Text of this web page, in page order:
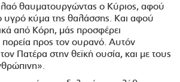
θαυματουργώντας ο Κύριος, αφού
υγρό κύμα της θαλάσσης. Και αφού
από Κόρη, μάς προσφέρει
προς τον ουρανό. Αυτόν
Πατέρα στην θεϊκή ουσία, και με τους